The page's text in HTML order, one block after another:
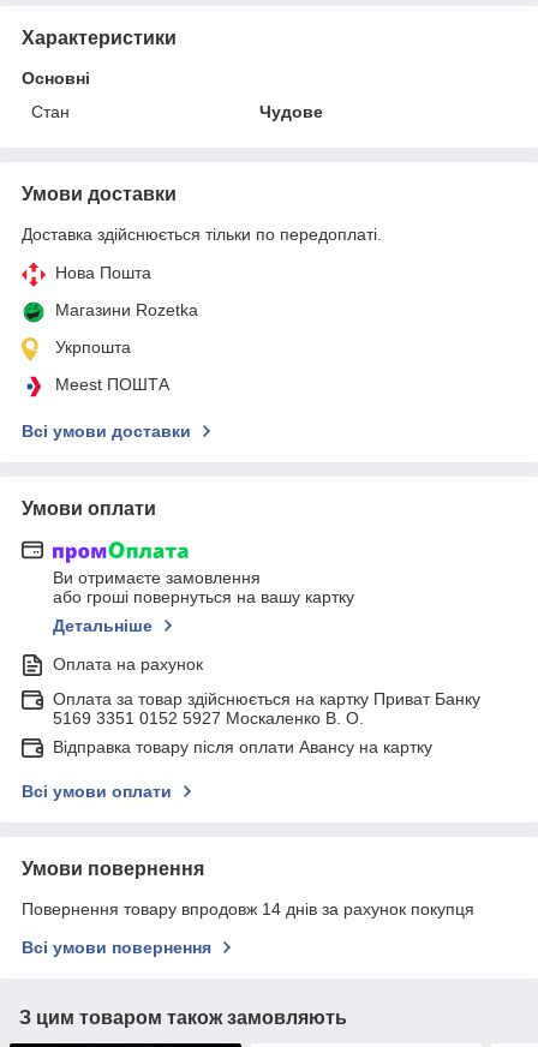
Характеристики
Основні
Стан
Чудове
Умови доставки
Доставка здійснюється тільки по передоплаті.
Нова Пошта
Магазини Rozetka
Укрпошта
Meest ПОШТА
Всі умови доставки
Умови оплати
Ви отримаєте замовлення
або гроші повернуться на вашу картку
Детальніше
Оплата на рахунок
Оплата за товар здійснюється на картку Приват Банку
5169 3351 0152 5927 Москаленко В. О.
Відправка товару після оплати Авансу на картку
Всі умови оплати
Умови повернення
Повернення товару впродовж 14 днів за рахунок покупця
Всі умови повернення
З цим товаром також замовляють